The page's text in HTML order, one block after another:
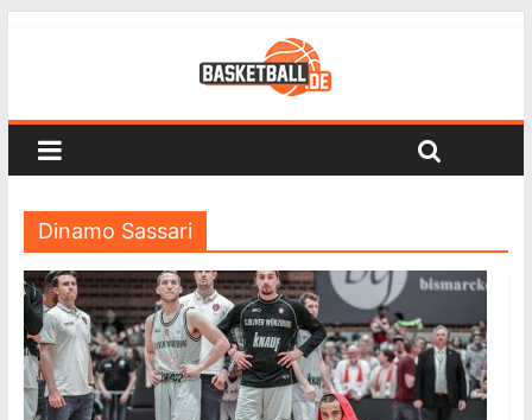
Dinamo Sassari